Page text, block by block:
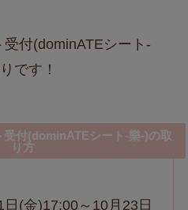
付(dominATEシート-
です！
受付(dominATEシート-樂-)の取
り方
(金)17:00～10月23日